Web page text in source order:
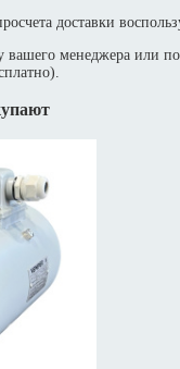
доставки
вашего менеджера или